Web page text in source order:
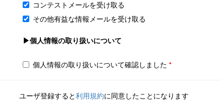
コンテストメールを受け取る
その他有益な情報メールを受け取る
▶個人情報の取り扱いについて
個人情報の取り扱いについて確認しました
ユーザ登録すると利用規約に同意したことになります